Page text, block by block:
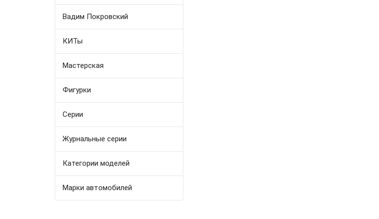
Вадим Покровский
КИТы
Мастерская
Фигурки
Серии
Журнальные серии
Категории моделей
Марки автомобилей